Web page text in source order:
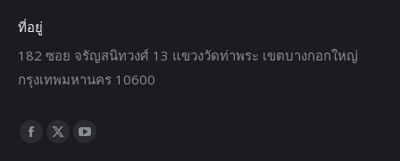
ที่อยู่
182 ซอย จรัญสนิทวงศ์ 13 แขวงวัดท่าพระ เขตบางกอกใหญ่
กรุงเทพมหานคร 10600
Find us on: